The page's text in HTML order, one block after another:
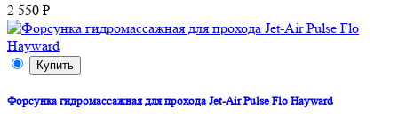
2 550 ₽
Купить
Форсунка гидромассажная для прохода Jet-Air Pulse Flo Hayward